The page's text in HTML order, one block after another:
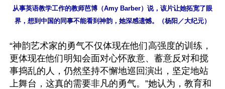
从事英语教学工作的教师芭博（Amy Barber）说，该片让她拓宽了眼
界，想到中国的同事不能看到神韵，她深感遗憾。（杨阳／大纪元）
“神韵艺术家的勇气不仅体现在他们高强度的训练，
更体现在他们明知会面对心怀敌意、蓄意反对和搅
事捣乱的人，仍然坚持不懈地巡回演出，坚定地站
上舞台，这真的需要非凡的勇气。”她认为，教育和